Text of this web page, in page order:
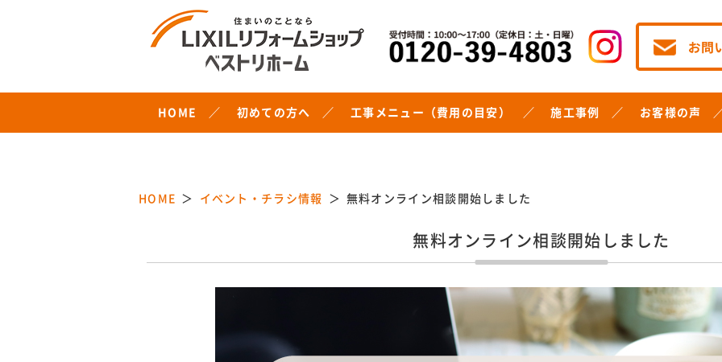
HOME 初めての方へ 工事メニュー（費用の目安） 施工事例 お客様の声
HOME イベント・チラシ情報 無料オンライン相談開始しました
無料オンライン相談開始しました